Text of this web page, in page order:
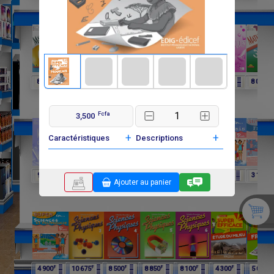
3,500 Fcfa
Caractéristiques + Descriptions +
Ajouter au panier
8 250F 6 060 4 025 8 015 6 600 3 900 8 000
9 750 9 750F F F 4 900F 3 100
4 900F 10 675F 8 500F 8 850F 8 100F 4 300F 5 000